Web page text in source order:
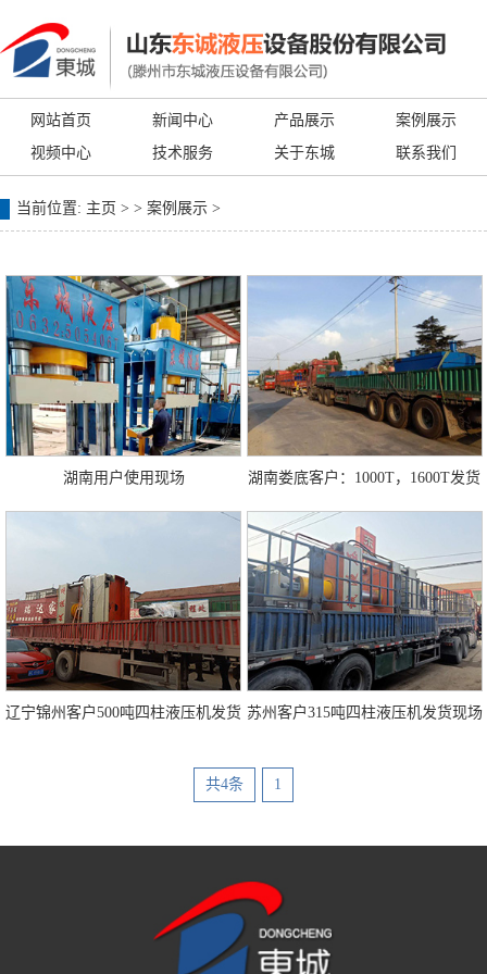
网站首页 新闻中心 产品展示
案例展示
视频中心
技术服务 关于东城 联系我们
当前位置: 主页 > > 案例展示 >
湖南用户使用现场 湖南娄底客户：1000T，1600T发货
辽宁锦州客户500吨四柱液压机发货现场苏州客户315吨四柱液压机发货现场
共4条 1